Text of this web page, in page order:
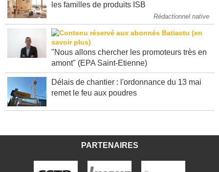
les familles de produits ISB
Rédactionnel native
"Nous allons chercher les promoteurs très en
amont" (EPA Saint-Etienne)
Délais de chantier : l'ordonnance du 13 mai
remet le feu aux poudres
PARTENAIRES